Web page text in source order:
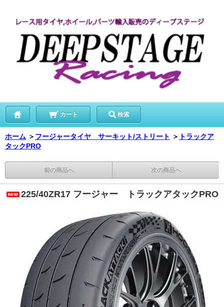
カート 検索
ホーム ＞ フージャータイヤ サーキット/ストリート ＞ トラックア
タックPRO
前の商品へ 次の商品へ
225/40ZR17 フージャー トラックアタックPRO